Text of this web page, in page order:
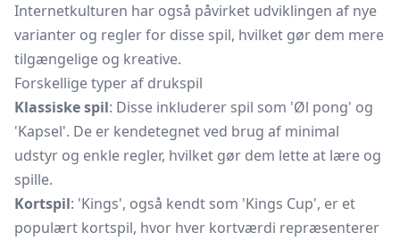
Internetkulturen har også påvirket udviklingen af nye
varianter og regler for disse spil, hvilket gør dem mere
tilgængelige og kreative.
Forskellige typer af drukspil
Klassiske spil: Disse inkluderer spil som 'Øl pong' og
'Kapsel'. De er kendetegnet ved brug af minimal
udstyr og enkle regler, hvilket gør dem lette at lære og
spille.
Kortspil: 'Kings', også kendt som 'Kings Cup', er et
populært kortspil, hvor hver kortværdi repræsenterer